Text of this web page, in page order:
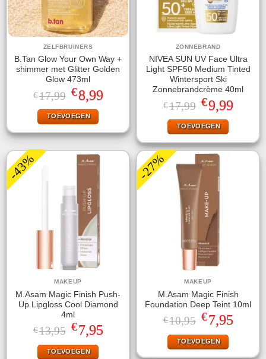
ZELFBRUINERS
B.Tan Glow Your Own Way +
shimmer met Glitter Golden
Glow 473ml
€17,99 Oorspronkelijke
prijs
was:
€17,99.
€8,99Huidige
prijs
TOEVOEGEN
ZONNEBRAND
NIVEA SUN UV Face Ultra
Light SPF50 Medium Tinted
Wintersport Ski
Zonnebrandcrème 40ml
€17,99 Oorspronkelijke
prijs
was:
€17,99.
€9,99Huidige
prijs
TOEVOEGEN
-43%
MAKEUP
M.Asam Magic Finish Push-
Up Lipgloss Cool Diamond
4ml
€13,95 Oorspronkelijke
prijs
was:
€13,95.
€7,95Huidige
prijs
TOEVOEGEN
-27%
MAKEUP
M.Asam Magic Finish
Foundation Deep Teint 10ml
€10,95 Oorspronkelijke
prijs
was:
€10,95.
€7,95Huidige
prijs
TOEVOEGEN